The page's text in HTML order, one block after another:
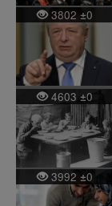
3802±0
4603 ±0
3992±0